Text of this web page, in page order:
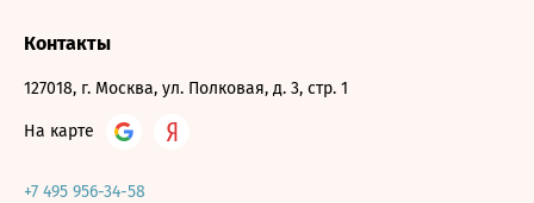
Контакты
127018, г. Москва, ул. Полковая, д. 3, стр. 1
На карте
+7 495 956-34-58